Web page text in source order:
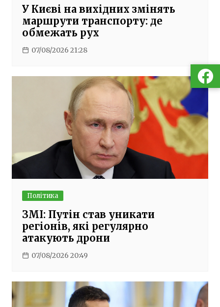
У Києві на вихідних змінять
маршрути транспорту: де
обмежать рух
07/08/2026 21:28
Політика
ЗМІ: Путін став уникати
регіонів, які регулярно
атакують дрони
07/08/2026 20:49